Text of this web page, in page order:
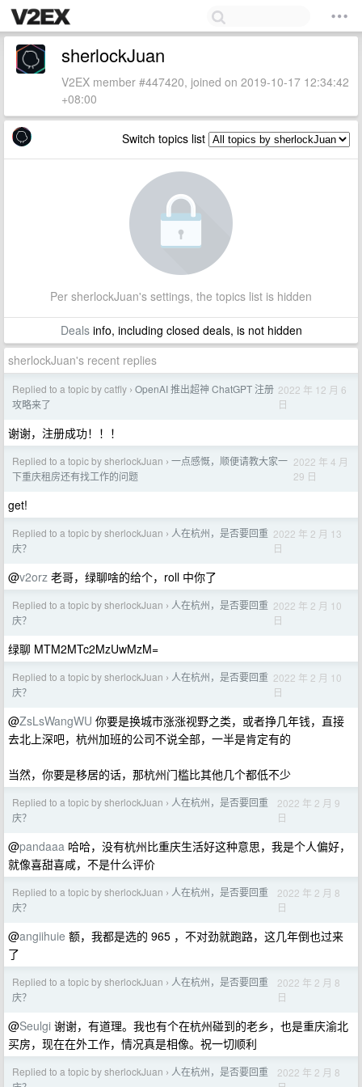
sherlockJuan
V2EX member #447420, joined on 2019-10-17 12:34:42
+08:00
Switch topics list
Per sherlockJuan's settings, the topics list is hidden
Dealsinfo, including closed deals, is not hidden
sherlockJuan's recent replies
Replied to a topic by catfly › OpenAI 推出超神 ChatGPT 注册
攻略来了
2022 年 12 月 6
日
谢谢，注册成功！！！
Replied to a topic by sherlockJuan › 一点感慨，顺便请教大家一
下重庆租房还有找工作的问题
2022 年 4 月
29 日
get!
Replied to a topic by sherlockJuan › 人在杭州，是否要回重
庆？
2022 年 2 月 13
日
@v2orz 老哥，绿聊啥的给个，roll 中你了
Replied to a topic by sherlockJuan › 人在杭州，是否要回重
庆？
2022 年 2 月 10
日
绿聊 MTM2MTc2MzUwMzM=
Replied to a topic by sherlockJuan › 人在杭州，是否要回重
庆？
2022 年 2 月 10
日
@ZsLsWangWU 你要是换城市涨涨视野之类，或者挣几年钱，直接
去北上深吧，杭州加班的公司不说全部，一半是肯定有的
当然，你要是移居的话，那杭州门槛比其他几个都低不少
Replied to a topic by sherlockJuan › 人在杭州，是否要回重
庆？
2022 年 2 月 9
日
@pandaaa 哈哈，没有杭州比重庆生活好这种意思，我是个人偏好，
就像喜甜喜咸，不是什么评价
Replied to a topic by sherlockJuan › 人在杭州，是否要回重
庆？
2022 年 2 月 8
日
@angiihuie 额，我都是选的 965 ，不对劲就跑路，这几年倒也过来
了
Replied to a topic by sherlockJuan › 人在杭州，是否要回重
庆？
2022 年 2 月 8
日
@Seulgi 谢谢，有道理。我也有个在杭州碰到的老乡，也是重庆渝北
买房，现在在外工作，情况真是相像。祝一切顺利
Replied to a topic by sherlockJuan › 人在杭州，是否要回重
2022 年 2 月 8